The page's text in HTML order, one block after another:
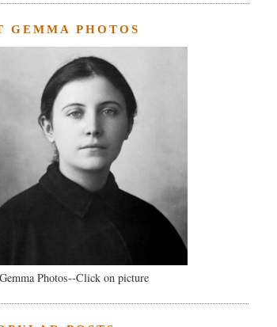
GEMMA PHOTOS
Photos--Click on picture